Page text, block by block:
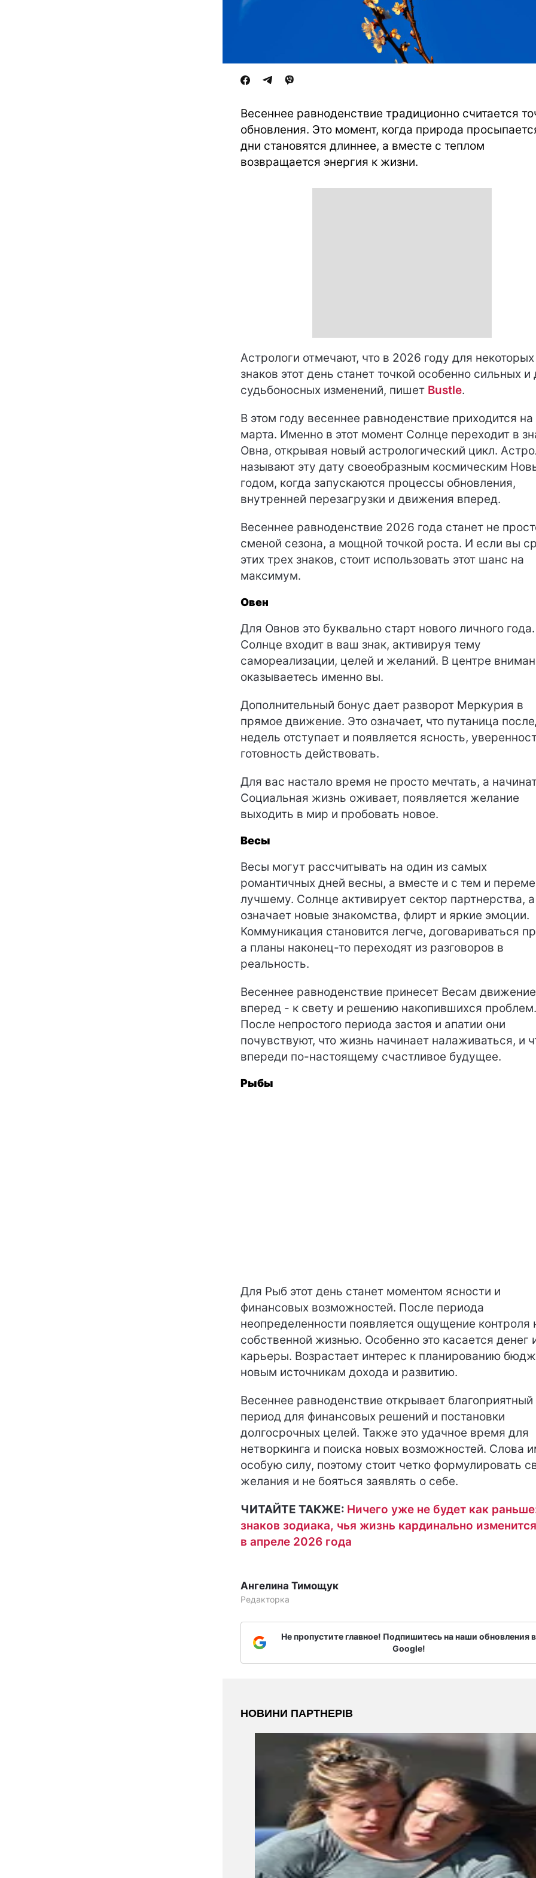
Весеннее равноденствие традиционно считается
обновления. Это момент, когда природа
дни становятся длиннее, а вместе с теплом
возвращается энергия к жизни.
Астрологи отмечают, что в 2026 году для некоторых
знаков этот день станет точкой особенно сильных
судьбоносных изменений, пишет Bustle.
В этом году весеннее равноденствие приходится
марта. Именно в этот момент Солнце переходит в
Овна, открывая новый астрологический цикл.
называют эту дату своеобразным космическим
годом, когда запускаются процессы обновления,
внутренней перезагрузки и движения вперед.
Весеннее равноденствие 2026 года станет не
сменой сезона, а мощной точкой роста. И если вы
этих трех знаков, стоит использовать этот шанс на
максимум.
Овен
Для Овнов это буквально старт нового личного года.
Солнце входит в ваш знак, активируя тему
самореализации, целей и желаний. В центре
оказываетесь именно вы.
Дополнительный бонус дает разворот Меркурия в
прямое движение. Это означает, что путаница
недель отступает и появляется ясность,
готовность действовать.
Для вас настало время не просто мечтать, а
Социальная жизнь оживает, появляется желание
выходить в мир и пробовать новое.
Весы
Весы могут рассчитывать на один из самых
романтичных дней весны, а вместе и с тем и
лучшему. Солнце активирует сектор партнерства, а
означает новые знакомства, флирт и яркие эмоции.
Коммуникация становится легче, договариваться
а планы наконец-то переходят из разговоров в
реальность.
Весеннее равноденствие принесет Весам движение
вперед - к свету и решению накопившихся проблем.
После непростого периода застоя и апатии они
почувствуют, что жизнь начинает налаживаться, и
впереди по-настоящему счастливое будущее.
Рыбы
Для Рыб этот день станет моментом ясности и
финансовых возможностей. После периода
неопределенности появляется ощущение контроля
собственной жизнью. Особенно это касается денег
карьеры. Возрастает интерес к планированию
новым источникам дохода и развитию.
Весеннее равноденствие открывает благоприятный
период для финансовых решений и постановки
долгосрочных целей. Также это удачное время для
нетворкинга и поиска новых возможностей. Слова
особую силу, поэтому стоит четко формулировать
желания и не бояться заявлять о себе.
ЧИТАЙТЕ ТАКЖЕ: Ничего уже не будет как
знаков зодиака, чья жизнь кардинально
в апреле 2026 года
Ангелина Тимощук
Редакторка
Не пропустите главное! Подпишитесь на наши обновления в
Google!